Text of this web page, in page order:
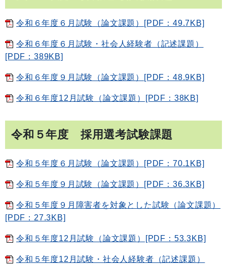
令和６年度６月試験（論文課題）[PDF：49.7KB]
令和６年度６月試験・社会人経験者（記述課題）
[PDF：389KB]
令和６年度９月試験（論文課題）[PDF：48.9KB]
令和６年度12月試験（論文課題）[PDF：38KB]
令和５年度 採用選考試験課題
令和５年度６月試験（論文課題）[PDF：70.1KB]
令和５年度９月試験（論文課題）[PDF：36.3KB]
令和５年度９月障害者を対象とした試験（論文課題）
[PDF：27.3KB]
令和５年度12月試験（論文課題）[PDF：53.3KB]
令和５年度12月試験・社会人経験者（記述課題）